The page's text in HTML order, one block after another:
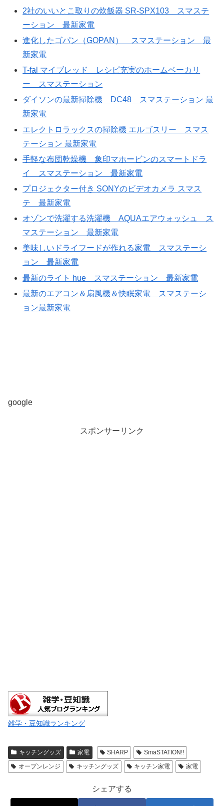
2社のいいとこ取りの炊飯器 SR-SPX103 スマステ
ーション 最新家電
進化したゴパン（GOPAN） スマステーション 最
新家電
T-fal マイブレッド レシピ充実のホームベーカリ
ー スマステーション
ダイソンの最新掃除機 DC48 スマステーション 最
新家電
エレクトロラックスの掃除機 エルゴスリー スマス
テーション 最新家電
手軽な布団乾燥機 象印マホービンのスマートドラ
イ スマステーション 最新家電
プロジェクター付き SONYのビデオカメラ スマス
テ 最新家電
オゾンで洗濯する洗濯機 AQUAエアウォッシュ ス
マステーション 最新家電
美味しいドライフードが作れる家電 スマステーシ
ョン 最新家電
最新のライト hue スマステーション 最新家電
最新のエアコン＆扇風機＆快眠家電 スマステーシ
ョン最新家電
google
スポンサーリンク
雑学・豆知識ランキング
キッチングッズ 家電 SHARP
SmaSTATION!!
オーブンレンジ
キッチングッズ キッチン家電 家電
シェアする